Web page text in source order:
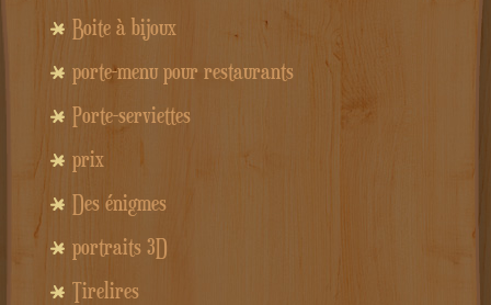
Boite à bijoux
porte-menu pour restaurants
Porte-serviettes
prix
Des énigmes
portraits 3D
Tirelires